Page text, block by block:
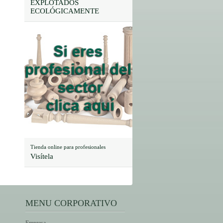
EXPLOTADOS
ECOLÓGICAMENTE
Tienda online para profesionales
Visítela
MENU CORPORATIVO